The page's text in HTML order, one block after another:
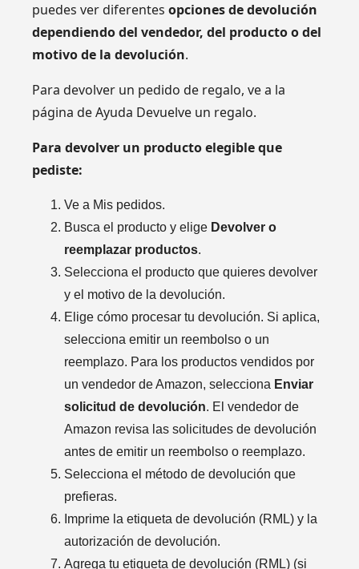
puedes ver diferentesopciones de devolución
dependiendo del vendedor, del producto o del
motivo de la devolución.
Para devolver un pedido de regalo, ve a la
página de Ayuda Devuelve un regalo.
Para devolver un producto elegible que
pediste:
Ve a Mis pedidos.
Busca el producto y elige Devolver o
reemplazar productos.
Selecciona el producto que quieres devolver
y el motivo de la devolución.
Elige cómo procesar tu devolución. Si aplica,
selecciona emitir un reembolso o un
reemplazo. Para los productos vendidos por
un vendedor de Amazon, selecciona Enviar
solicitud de devolución. El vendedor de
Amazon revisa las solicitudes de devolución
antes de emitir un reembolso o reemplazo.
Selecciona el método de devolución que
prefieras.
Imprime la etiqueta de devolución (RML) y la
autorización de devolución.
Agrega tu etiqueta de devolución (RML) (si